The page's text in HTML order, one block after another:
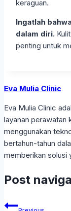
keraguan.
Ingatlah
dalam diri.
penting untuk
Eva Mulia Clinic
Eva Mulia Clinic
layanan perawatan
menggunakan
bertahun-tahun
memberikan solusi
Post